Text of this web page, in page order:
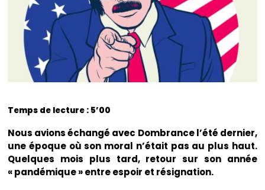
Temps de lecture : 5’00
Nous avions échangé avec Dombrance l’été dernier,
une époque où son moral n’était pas au plus haut.
Quelques mois plus tard, retour sur son année
« pandémique » entre espoir et résignation.